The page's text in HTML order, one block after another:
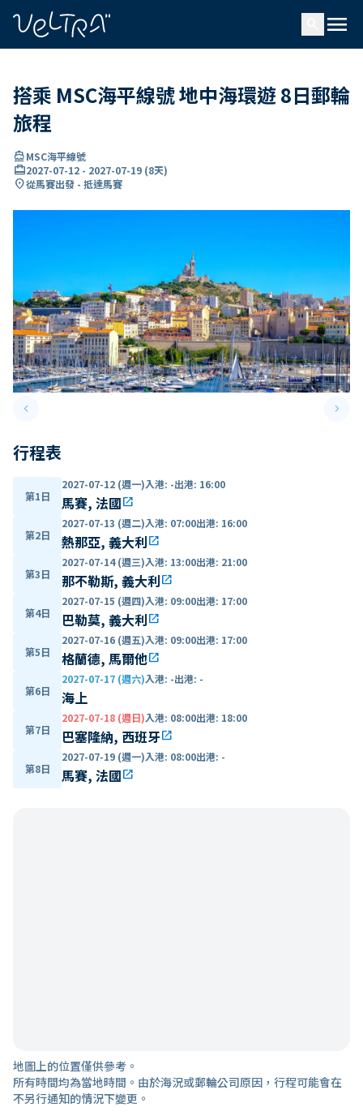
menu
搭乘 MSC海平線號 地中海環遊 8日郵輪
旅程
directions_boatMSC海平線號
card_travel2027-07-12 - 2027-07-19 (8天)
location_on從馬賽出發 - 抵達馬賽
keyboard_arrow_leftPrevious slide keyboard_arrow_right
行程表
第1日
2027-07-12 (週一)入港: -出港: 16:00
馬賽, 法國open_in_new
第2日
2027-07-13 (週二)入港: 07:00出港: 16:00
熱那亞, 義大利open_in_new
第3日
2027-07-14 (週三)入港: 13:00出港: 21:00
那不勒斯, 義大利open_in_new
第4日
2027-07-15 (週四)入港: 09:00出港: 17:00
巴勒莫, 義大利open_in_new
第5日
2027-07-16 (週五)入港: 09:00出港: 17:00
格蘭德, 馬爾他open_in_new
第6日
2027-07-17 (週六)入港: -出港: -
海上
第7日
2027-07-18 (週日)入港: 08:00出港: 18:00
巴塞隆納, 西班牙open_in_new
第8日
2027-07-19 (週一)入港: 08:00出港: -
馬賽, 法國open_in_new
地圖上的位置僅供參考。
所有時間均為當地時間。由於海況或郵輪公司原因，行程可能會在
不另行通知的情況下變更。